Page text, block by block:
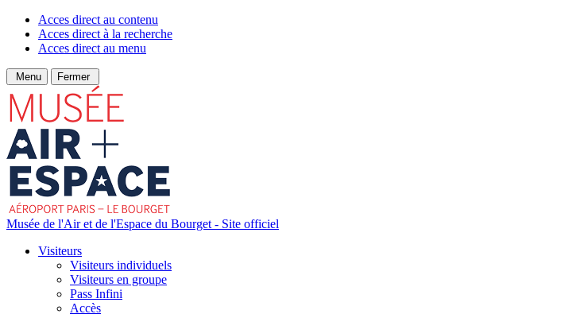
Acces direct au contenu
Acces direct à la recherche
Acces direct au menu
Menu Fermer
Musée de l'Air et de l'Espace du Bourget - Site officiel
Visiteurs
Visiteurs individuels
Visiteurs en groupe
Pass Infini
Accès